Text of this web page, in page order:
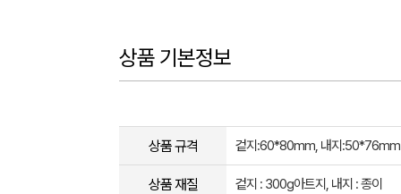
상품 기본정보
상품 규격 겉지:60*80mm, 내지:50*76mm
상품 재질 겉지 : 300g아트지, 내지 : 종이